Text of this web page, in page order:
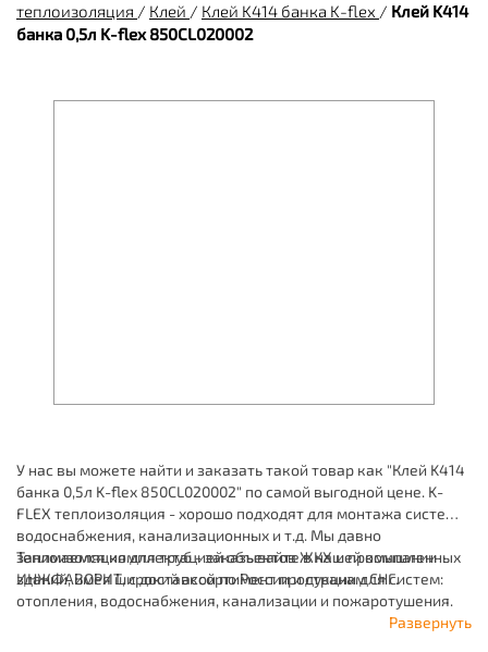
теплоизоляция / Клей / Клей K414 банка K-flex / Клей K414
банка 0,5л K-flex 850CL020002
У нас вы можете найти и заказать такой товар как "Клей K414
банка 0,5л K-flex 850CL020002" по самой выгодной цене. K-
FLEX теплоизоляция - хорошо подходят для монтажа систем
водоснабжения, канализационных и т.д. Мы давно
занимаемся комплектацией объектов ЖКХ и промышленных
зданий, имея широкий ассортимент продукции для систем:
отопления, водоснабжения, канализации и пожаротушения.
Теплоизоляция для труб - заказывайте в нашей компании
ИНЖФАВОРИТ, с доставкой по России и странам СНГ.
Развернуть